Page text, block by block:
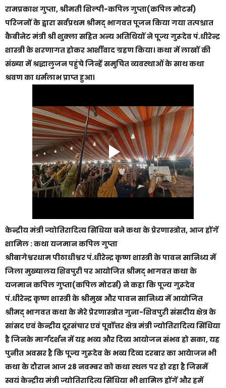
रामप्रकाश गुप्ता, श्रीमती शिल्पी-कपिल गुप्ता(कपिल मोटर्स)
परिजनों के द्वारा सर्वप्रथम श्रीमद् भागवत पूजन किया गया तत्पश्चात
कैबीनेट मंत्री श्री शुक्ला सहित अन्य अतिथियों ने पूज्य गुरूदेव पं.धीरेन्द्र
शास्त्री के शरणागत होकर आर्शीवाद ग्रहण किया। कथा में लाखों की
संख्या में श्रद्धालुजन पहुंचे जिन्हें समुचित व्यवस्थाओं के साथ कथा
श्रवण का धर्मलाभ प्राप्त हुआ।
केन्द्रीय मंत्री ज्योतिरादित्य सिंधिया बने कथा के प्रेरणास्त्रोत, आज होंगें
शामिल : कथा यजमान कपिल गुप्ता
श्रीबागेश्वरधाम पीठाधीश्वर पं.धीरेन्द्र कृष्ण शास्त्री के पावन सानिध्य में
जिला मुख्यालय शिवपुरी पर आयोजित श्रीमद् भागवत कथा के
यजमान कपिल गुप्ता(कपिल मोटर्स) ने कहा कि पूज्य गुरूदेव
पं.धीरेन्द्र कृष्ण शास्त्री के श्रीमुख और पावन सानिध्य में आयोजित
श्रीमद् भागवत कथा के मेरे प्रेरणास्त्रोत गुना-शिवपुरी संसदीय क्षेत्र के
सांसद एवं केन्द्रीय दूरसंचार एवं पूर्वोत्तर क्षेत्र मंत्री ज्योतिरादित्य सिंधिया
है जिनके मार्गदर्शन में यह भव्य और दिव्य आयोजन संभव हो सका, यह
पुनीत अवसर है कि पूज्य गुरूदेव के भव्य दिव्य दरबार का आयेाजन भी
कथा के दौरान आज 28 नवम्बर को कथा स्थल पर हो रहा है जिसमें
स्वयं केन्द्रीय मंत्री ज्योतिरादित्य सिंधिया भी शामिल होंगें और हमें